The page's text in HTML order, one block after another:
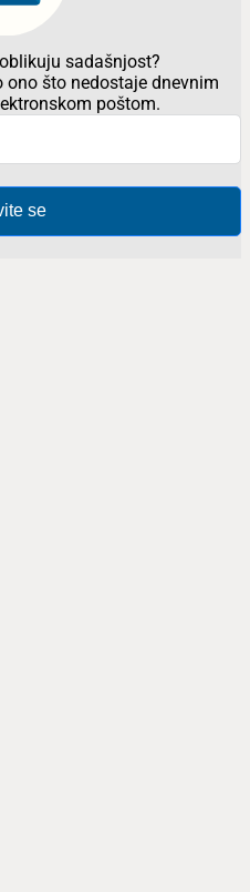
sadašnjost?
što nedostaje dnevnim
poštom.
se